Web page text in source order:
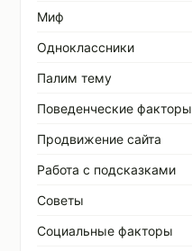
Миф
Одноклассники
Палим тему
Поведенческие факторы
Продвижение сайта
Работа с подсказками
Советы
Социальные факторы